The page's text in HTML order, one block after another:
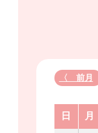
〈 前月
日 月